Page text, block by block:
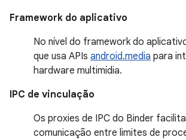
Framework do aplicativo
No nível do framework do
que usa APIs android.media para
hardware multimídia.
IPC de vinculação
Os proxies de IPC do Binder
comunicação entre limites de